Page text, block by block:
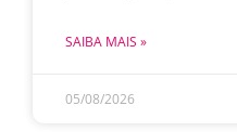
SAIBA MAIS »
05/08/2026